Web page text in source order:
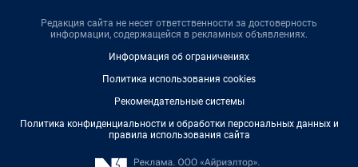
Редакция сайта не несет ответственности за достоверность
информации, содержащейся в рекламных объявлениях.
Информация об ограничениях
Политика использования cookies
Рекомендательные системы
Политика конфиденциальности и обработки персональных данных и
правила использования сайта